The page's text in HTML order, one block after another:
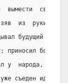
вымести
из  руки
будущий
приносил богу
у  народа,
съеден